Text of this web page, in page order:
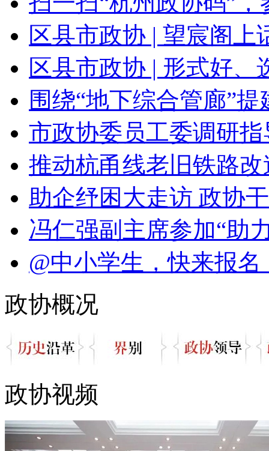
区县市政协 | 望宸阁上
区县市政协 | 形式好、
围绕“地下综合管廊”
市政协委员工委调研
推动杭甬线老旧铁路
助企纾困大走访 政协
冯仁强副主席参加“助
@中小学生，快来报
政协概况
政协视频